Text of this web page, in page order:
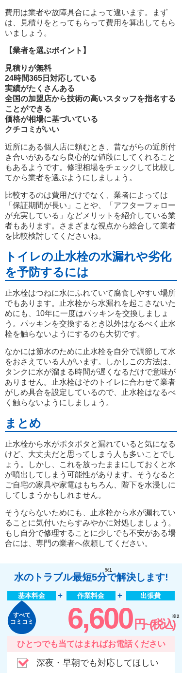
費用は業者や故障具合によって違います。まず
は、見積りをとってもらって費用を算出してもら
いましょう。
【業者を選ぶポイント】
見積りが無料
24時間365日対応している
実績がたくさんある
全国の加盟店から技術の高いスタッフを指名する
ことができる
価格が相場に基づいている
クチコミがいい
近所にある個人店に頼むとき、昔ながらの近所付
き合いがあるなら良心的な値段にしてくれること
もあるようです。修理相場をチェックして比較し
てから業者を選ぶようにしましょう。
比較するのは費用だけでなく、業者によっては
「保証期間が長い」ことや、「アフターフォロー
が充実している」などメリットを紹介している業
者もあります。さまざまな視点から総合して業者
を比較検討してくださいね。
トイレの止水栓の水漏れや劣化
を予防するには
止水栓はつねに水にふれていて腐食しやすい場所
でもあります。止水栓から水漏れを起こさないた
めにも、10年に一度はパッキンを交換しましょ
う。パッキンを交換するとき以外はなるべく止水
栓を触らないようにするのも大切です。
なかには節水のために止水栓を自分で調節して水
をおさえている人がいます。しかしこの方法は、
タンクに水が溜まる時間が遅くなるだけで意味が
ありません。止水栓はそのトイレに合わせて業者
がしめ具合を設定しているので、止水栓はなるべ
く触らないようにしましょう。
まとめ
止水栓から水がポタポタと漏れていると気になる
けど、大丈夫だと思ってしまう人も多いことでし
ょう。しかし、これを放ったままにしておくと水
が噴出してしまう可能性があります。そうなると
ご自宅の家具や家電はもちろん、階下を水浸しに
してしまうかもしれません。
そうならないためにも、止水栓から水が漏れてい
ることに気付いたらすみやかに対処しましょう。
もし自分で修理することに少しでも不安がある場
合には、専門の業者へ依頼してください。
水のトラブル最短5分
※1
で解決します!
基本料金 作業料金 出張費
すべて
コミコミ
6,600 円~(税込)
※2
ひとつでも当てはまればお電話ください
深夜・早朝でも対応してほしい